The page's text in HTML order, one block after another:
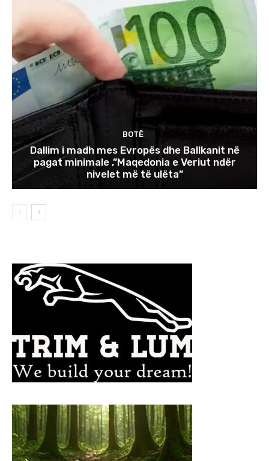
BOTË
Dallim i madh mes Evropës dhe Ballkanit në
pagat minimale ,”Maqedonia e Veriut ndër
nivelet më të ulëta”